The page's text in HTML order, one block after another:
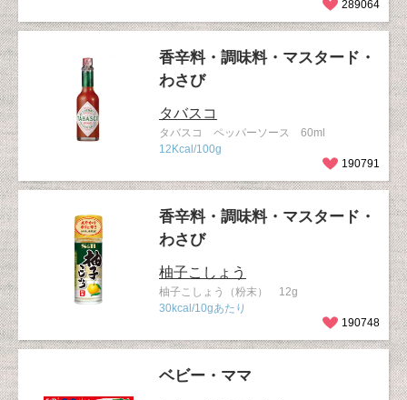
289064
香辛料・調味料・マスタード・
わさび
タバスコ
タバスコ ペッパーソース 60ml
12Kcal/100g
190791
香辛料・調味料・マスタード・
わさび
柚子こしょう
柚子こしょう（粉末） 12g
30kcal/10gあたり
190748
ベビー・ママ